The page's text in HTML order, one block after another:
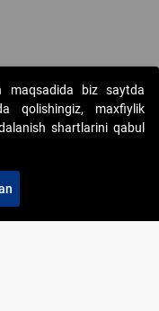
tashkil etish"
11
maqsadida biz saytda
qolishingiz, maxfiylik
shartlarini qabul